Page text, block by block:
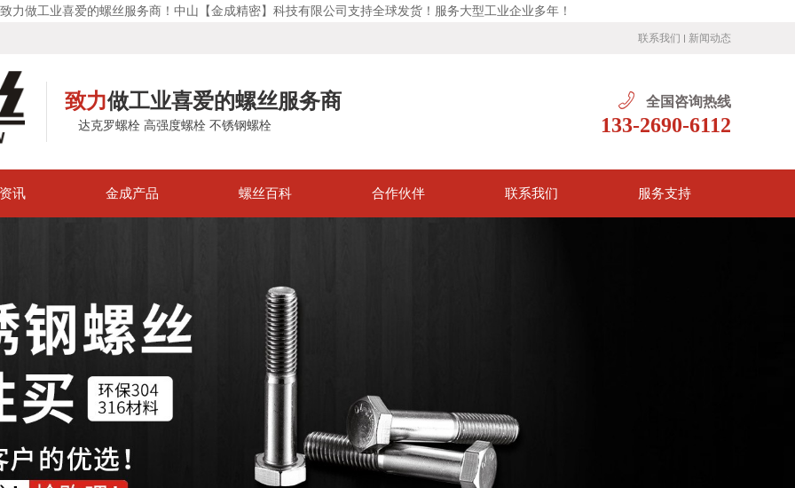
做工业喜爱的螺丝服务商！中山【金成精密】科技有限公司支持全球发货！服务大型工业企业多年！
联系我们 新闻动态
致力做工业喜爱的螺丝服务商
达克罗螺栓 高强度螺栓 不锈钢螺栓
全国咨询热线
133-2690-6112
讯 金成产品 螺丝百科 合作伙伴 联系我们 服务支持